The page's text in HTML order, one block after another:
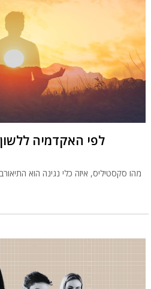
לפי האקדמיה
מהו סקסטיליס, איזה כלי נגינה הוא